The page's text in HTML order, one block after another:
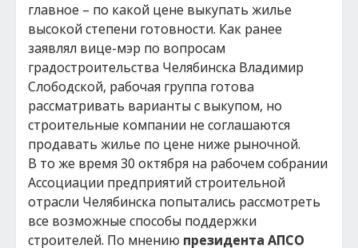
главное – по какой цене выкупать жилье
высокой степени готовности. Как ранее
заявлял вице-мэр по вопросам
градостроительства Челябинска Владимир
Слободской, рабочая группа готова
рассматривать варианты с выкупом, но
строительные компании не соглашаются
продавать жилье по цене ниже рыночной.
В то же время 30 октября на рабочем собрании
Ассоциации предприятий строительной
отрасли Челябинска попытались рассмотреть
все возможные способы поддержки
строителей. По мнению президента АПСО